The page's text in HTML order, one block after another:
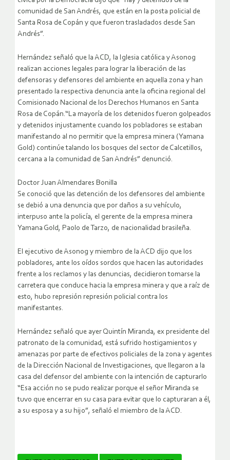
comunidad de San Andrés, que están en la posta policial de
Santa Rosa de Copán y que fueron trasladados desde San
Andrés”.
Hernández señaló que la ACD, la Iglesia católica y Asonog
realizan acciones legales para lograr la liberación de las
defensoras y defensores del ambiente en aquella zona y han
presentado la respectiva denuncia ante la oficina regional del
Comisionado Nacional de los Derechos Humanos en Santa
Rosa de Copán.“La mayoría de los detenidos fueron golpeados
y detenidos injustamente cuando los pobladores se estaban
manifestando al no permitir que la empresa minera (Yamana
Gold) continúe talando los bosques del sector de Calcetillos,
cercana a la comunidad de San Andrés” denunció.
Doctor Juan Almendares Bonilla
Se conoció que las detención de los defensores del ambiente
se debió a una denuncia que por daños a su vehículo,
interpuso ante la policía, el gerente de la empresa minera
Yamana Gold, Paolo de Tarzo, de nacionalidad brasileña.
El ejecutivo de Asonog y miembro de la ACD dijo que los
pobladores, ante los oídos sordos que hacen las autoridades
frente a los reclamos y las denuncias, decidieron tomarse la
carretera que conduce hacia la empresa minera y que a raíz de
esto, hubo represión represión policial contra los
manifestantes.
Hernández señaló que ayer Quintín Miranda, ex presidente del
patronato de la comunidad, está sufrido hostigamientos y
amenazas por parte de efectivos policiales de la zona y agentes
de la Dirección Nacional de Investigaciones, que llegaron a la
casa del defensor del ambiente con la intención de capturarlo
“Esa acción no se pudo realizar porque el señor Miranda se
tuvo que encerrar en su casa para evitar que lo capturaran a él,
a su esposa y a su hijo”, señaló el miembro de la ACD.